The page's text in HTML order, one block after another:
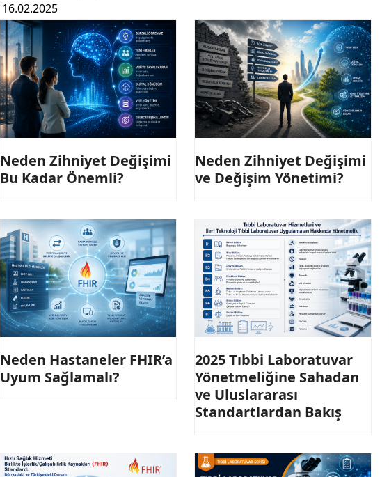
16.02.2025
Neden Zihniyet Değişimi
Bu Kadar Önemli?
Neden Zihniyet Değişimi
ve Değişim Yönetimi?
Neden Hastaneler FHIR’a
Uyum Sağlamalı?
2025 Tıbbi Laboratuvar
Yönetmeliğine Sahadan
ve Uluslararası
Standartlardan Bakış